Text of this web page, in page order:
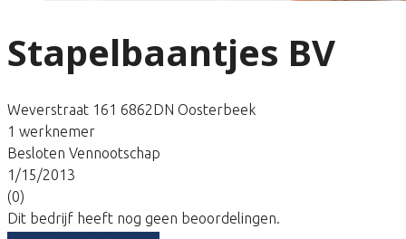
Stapelbaantjes BV
Weverstraat 161 6862DN Oosterbeek
1 werknemer
Besloten Vennootschap
1/15/2013
(0)
Dit bedrijf heeft nog geen beoordelingen.